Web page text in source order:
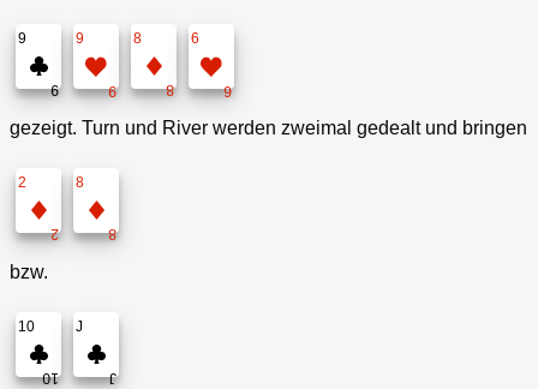
9
9
9
9
8
8
6
6
gezeigt. Turn und River werden zweimal gedealt und bringen
2
2
8
8
bzw.
10
10
J
J